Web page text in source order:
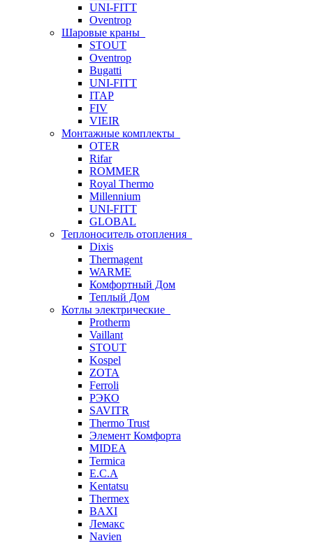
UNI-FITT
Oventrop
Шаровые краны
STOUT
Oventrop
Bugatti
UNI-FITT
ITAP
FIV
VIEIR
Монтажные комплекты
OTER
Rifar
ROMMER
Royal Thermo
Millennium
UNI-FITT
GLOBAL
Теплоноситель отопления
Dixis
Thermagent
WARME
Комфортный Дом
Теплый Дом
Котлы электрические
Protherm
Vaillant
STOUT
Kospel
ZOTA
Ferroli
РЭКО
SAVITR
Thermo Trust
Элемент Комфорта
MIDEA
Termica
E.C.A
Kentatsu
Thermex
BAXI
Лемакс
Navien